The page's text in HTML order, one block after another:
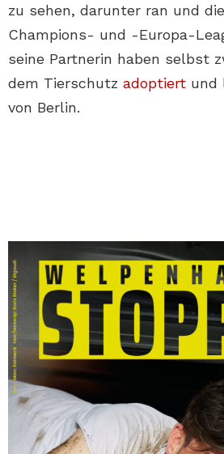
zu sehen, darunter ran und
Champions- und -Europa-
seine Partnerin haben selbst
dem Tierschutz adoptiert und
von Berlin.